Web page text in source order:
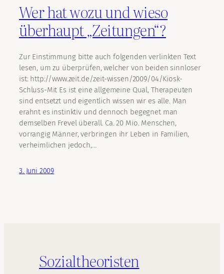
Wer hat wozu und wieso
überhaupt „Zeitungen“?
Zur Einstimmung bitte auch folgenden verlinkten Text
lesen, um zu überprüfen, welcher von beiden sinnloser
ist: http://www.zeit.de/zeit-wissen/2009/04/Kiosk-
Schluss-Mit Es ist eine allgemeine Qual, Therapeuten
sind entsetzt und eigentlich wissen wir es alle. Man
erahnt es instinktiv und dennoch begegnet man
demselben Frevel überall. Ca. 20 Mio. Menschen,
vorrangig Männer, verbringen ihr Leben in Familien,
verheimlichen jedoch,…
3. Juni 2009
Sozialtheoristen